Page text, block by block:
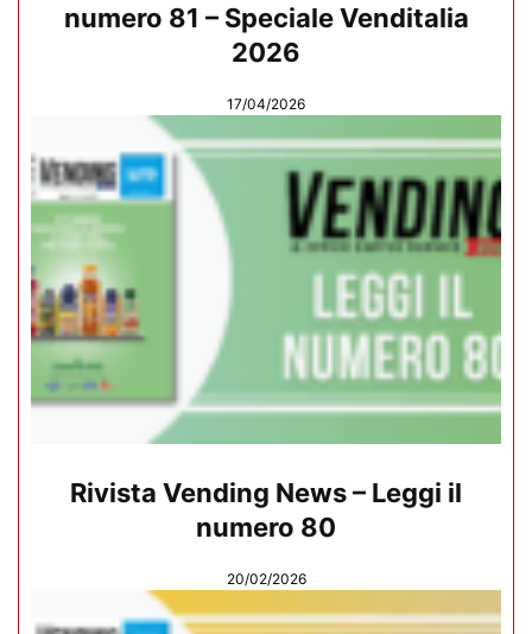
numero 81 – Speciale Venditalia
2026
17/04/2026
Rivista Vending News – Leggi il
numero 80
20/02/2026